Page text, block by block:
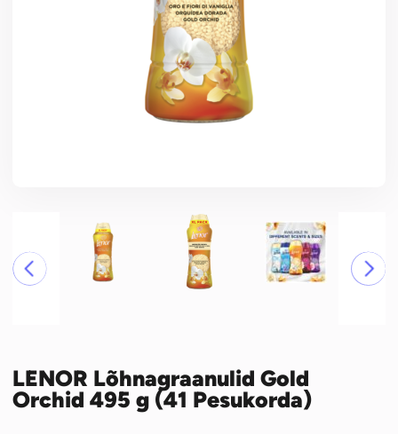
LENOR Lõhnagraanulid Gold
Orchid 495 g (41 Pesukorda)